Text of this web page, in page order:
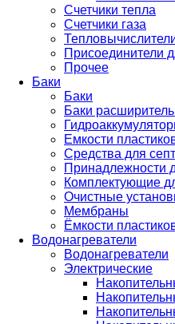
Счетчики тепла
Счетчики газа
Присоединители
Прочее
Баки
Баки
Баки
Емкости
Средства для
Принадлежности
Комплектующие
Очистные
Мембраны
Ёмкости
Водонагреватели
Водонагреватели
Электрические